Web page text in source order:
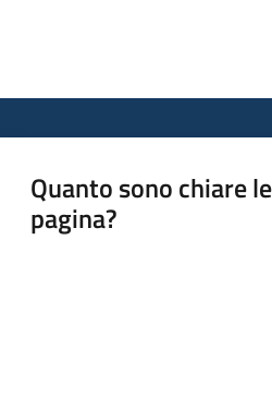
Quanto sono chiare
pagina?